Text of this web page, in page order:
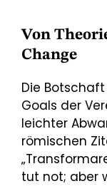
Von
Change
Die
Goals der
leichter
römischen
tut not; aber